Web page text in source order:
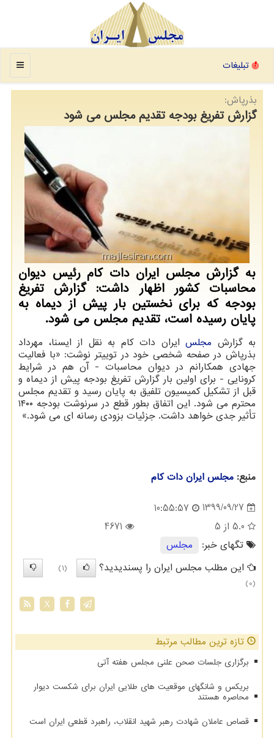
منو تبلیغات
بذرپاش:
گزارش تفریغ بودجه تقدیم مجلس می شود
به گزارش مجلس ایران دات کام رئیس دیوان
محاسبات کشور اظهار داشت: گزارش تفریغ
بودجه که برای نخستین بار پیش از دیماه به
پایان رسیده است، تقدیم مجلس می شود.
به گزارش مجلس ایران دات کام به نقل از ایسنا، مهرداد
بذرپاش در صفحه شخصی خود در توییتر نوشت: «‏با فعالیت
جهادی همکارانم در دیوان محاسبات - آن هم در شرایط
کرونایی - برای اولین بار گزارش تفریغ بودجه پیش از دیماه و
قبل از تشکیل کمیسیون تلفیق به پایان رسید و تقدیم مجلس
محترم می شود. ‏این اتفاق بطور قطع در سرنوشت بودجه ۱۴۰۰
تأثیر جدی خواهد داشت. ‏جزئیات بزودی رسانه ای می شود.»
منبع: مجلس ایران دات كام
1399/09/27
10:55:57
5.0 از 5
4671
تگهای خبر:
مجلس
این مطلب مجلس ایران را پسندیدید؟
(1)
(0)
X
تازه ترین مطالب مرتبط
برگزاری جلسات صحن علنی مجلس هفته آتی
بریکس و شانگهای موقعیت های طلایی ایران برای شکست دیوار
محاصره هستند
قصاص عاملان شهادت رهبر شهید انقلاب، راهبرد قطعی ایران است